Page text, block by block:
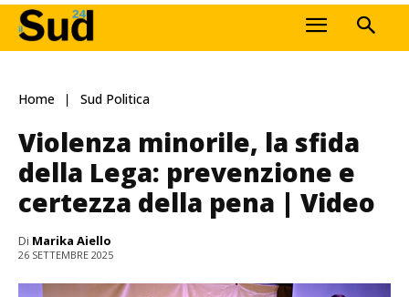
Home Sud Politica
Violenza minorile, la sfida
della Lega: prevenzione e
certezza della pena | Video
Di Marika Aiello
26 SETTEMBRE 2025